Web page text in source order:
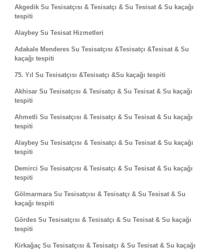
Akgedik Su Tesisatçısı & Tesisatçı & Su Tesisat & Su kaçağı
tespiti
Alaybey Su Tesisat Hizmetleri
Adakale Menderes Su Tesisatçısı &Tesisatçı &Tesisat & Su
kaçağı tespiti
75. Yıl Su Tesisatçısı &Tesisatçı &Su kaçağı tespiti
Akhisar Su Tesisatçısı & Tesisatçı & Su Tesisat & Su kaçağı
tespiti
Ahmetli Su Tesisatçısı & Tesisatçı & Su Tesisat & Su kaçağı
tespiti
Alaybey Su Tesisatçısı & Tesisatçı & Su Tesisat & Su kaçağı
tespiti
Demirci Su Tesisatçısı & Tesisatçı & Su Tesisat & Su kaçağı
tespiti
Gölmarmara Su Tesisatçısı & Tesisatçı & Su Tesisat & Su
kaçağı tespiti
Gördes Su Tesisatçısı & Tesisatçı & Su Tesisat & Su kaçağı
tespiti
Kirkağaç Su Tesisatçısı & Tesisatçı & Su Tesisat & Su kaçağı